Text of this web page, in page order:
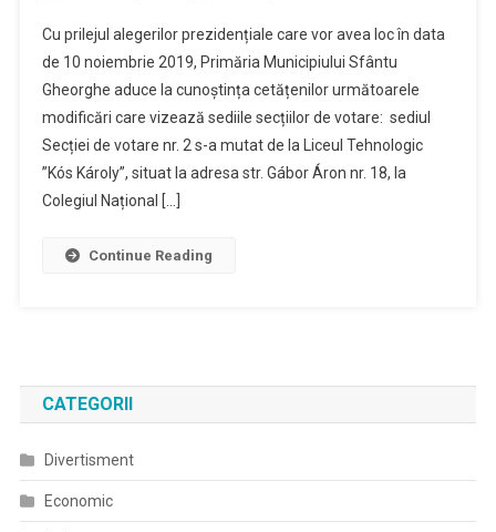
Care
Sediile
Secțiilor
De
Votare
Cu prilejul alegerilor prezidențiale care vor avea loc în data
de 10 noiembrie 2019, Primăria Municipiului Sfântu
Gheorghe aduce la cunoștința cetățenilor următoarele
modificări care vizează sediile secțiilor de votare: sediul
Secției de votare nr. 2 s-a mutat de la Liceul Tehnologic
”Kós Károly”, situat la adresa str. Gábor Áron nr. 18, la
Colegiul Național […]
Continue Reading
CATEGORII
Divertisment
Economic